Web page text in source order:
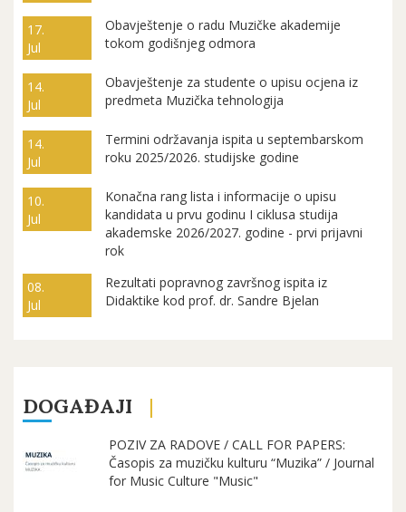
17.
Jul
Obavještenje o radu Muzičke akademije
tokom godišnjeg odmora
14.
Jul
Obavještenje za studente o upisu ocjena iz
predmeta Muzička tehnologija
14.
Jul
Termini održavanja ispita u septembarskom
roku 2025/2026. studijske godine
10.
Jul
Konačna rang lista i informacije o upisu
kandidata u prvu godinu I ciklusa studija
akademske 2026/2027. godine - prvi prijavni
rok
08.
Jul
Rezultati popravnog završnog ispita iz
Didaktike kod prof. dr. Sandre Bjelan
DOGAĐAJI
POZIV ZA RADOVE / CALL FOR PAPERS:
Časopis za muzičku kulturu “Muzika” / Journal
for Music Culture "Music"